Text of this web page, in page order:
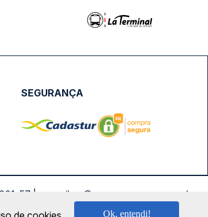
SEGURANÇA
57 | saconibus@queropassagem.com.br
Ok, entendi!